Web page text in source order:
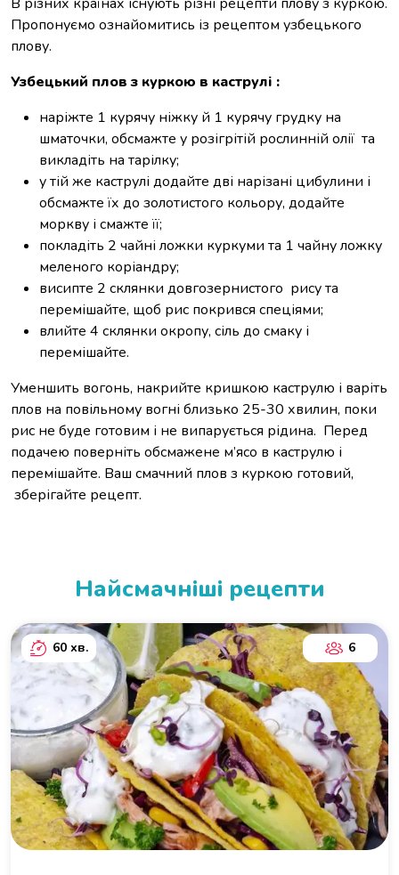
Пропонуємо ознайомитись із рецептом узбецького
плову.
Узбецький плов з куркою в каструлі :
наріжте 1 курячу ніжку й 1 курячу грудку на
шматочки, обсмажте у розігрітій рослинній олії та
викладіть на тарілку;
у тій же каструлі додайте дві нарізані цибулини і
обсмажте їх до золотистого кольору, додайте
моркву і смажте її;
покладіть 2 чайні ложки куркуми та 1 чайну ложку
меленого коріандру;
висипте 2 склянки довгозернистого рису та
перемішайте, щоб рис покрився спеціями;
влийте 4 склянки окропу, сіль до смаку і
перемішайте.
Уменшить вогонь, накрийте кришкою каструлю і варіть
плов на повільному вогні близько 25-30 хвилин, поки
рис не буде готовим і не випарується рідина. Перед
подачею поверніть обсмажене м’ясо в каструлю і
перемішайте. Ваш смачний плов з куркою готовий,
зберігайте рецепт.
Найсмачніші рецепти
60 хв. 6